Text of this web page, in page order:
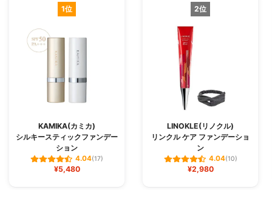
1位
KAMIKA(カミカ)
シルキースティックファンデー
ション
4.04(17)
¥5,480
2位
LINOKLE(リノクル)
リンクル ケア ファンデーショ
ン
4.04(10)
¥2,980